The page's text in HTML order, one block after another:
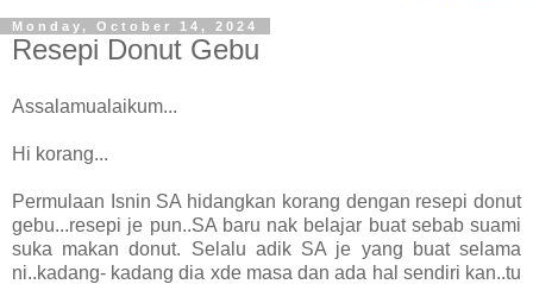
Monday, October 14, 2024
Resepi Donut Gebu
Assalamualaikum...
Hi korang...
Permulaan Isnin SA hidangkan korang dengan resepi donut
gebu...resepi je pun..SA baru nak belajar buat sebab suami
suka makan donut. Selalu adik SA je yang buat selama
ni..kadang- kadang dia xde masa dan ada hal sendiri kan..tu